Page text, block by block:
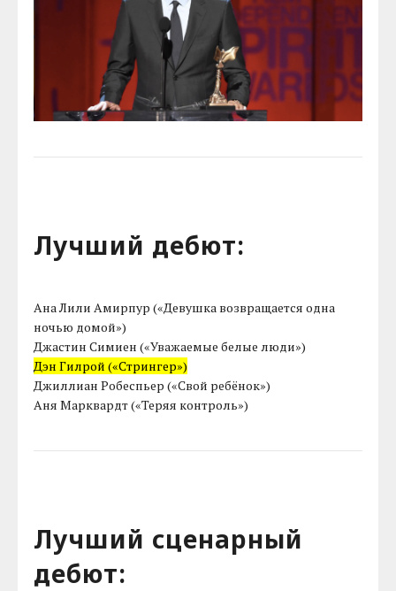
Лучший дебют:
Ана Лили Амирпур («Девушка возвращается одна
ночью домой»)
Джастин Симиен («Уважаемые белые люди»)
Дэн Гилрой («Стрингер»)
Джиллиан Робеспьер («Свой ребёнок»)
Аня Марквардт («Теряя контроль»)
Лучший сценарный
дебют: